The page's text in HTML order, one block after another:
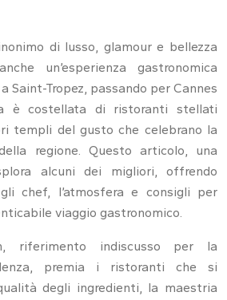
di lusso, glamour e bellezza
un’esperienza gastronomica
Saint-Tropez, passando per Cannes
è costellata di ristoranti stellati
templi del gusto che celebrano la
regione. Questo articolo, una
alcuni dei migliori, offrendo
chef, l’atmosfera e consigli per
viaggio gastronomico.
riferimento indiscusso per la
premia i ristoranti che si
degli ingredienti, la maestria